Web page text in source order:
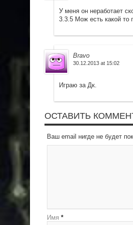
У меня он неработает
3.3.5 Мож есть какой то
Bravo
30.12.2013 at 15:02
Играю за Дк.
ОСТАВИТЬ
Ваш email нигде не будет
Имя *